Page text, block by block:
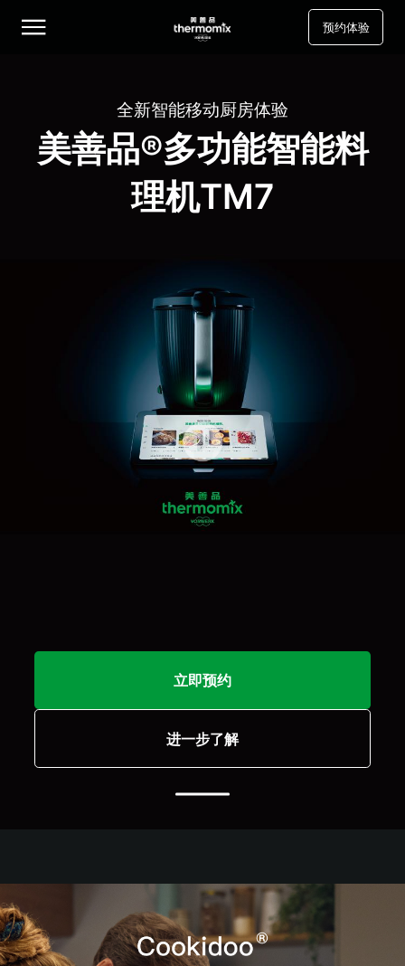
预约体验
全新智能移动厨房体验
美善品®多功能智能料
理机TM7
立即预约
进一步了解